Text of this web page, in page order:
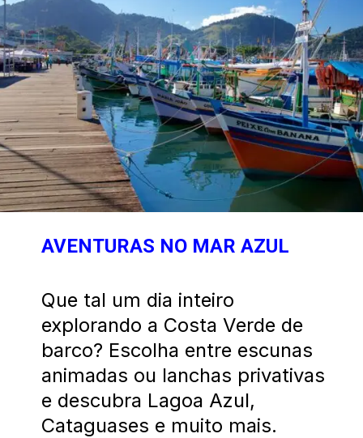
Que tal um dia inteiro
explorando a Costa Verde de
barco? Escolha entre escunas
animadas ou lanchas privativas
e descubra Lagoa Azul,
Cataguases e muito mais.
AVENTURAS NO MAR AZUL